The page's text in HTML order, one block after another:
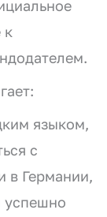
к
языком,
с
в Германии,
успешно